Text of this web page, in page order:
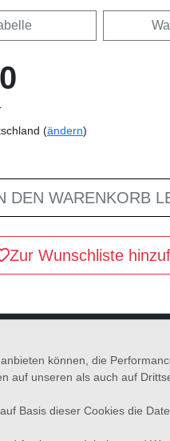
(ändern)
DEN WARENKORB
Zur Wunschliste
können, die
auf unseren als auch auf
Basis dieser Cookies die